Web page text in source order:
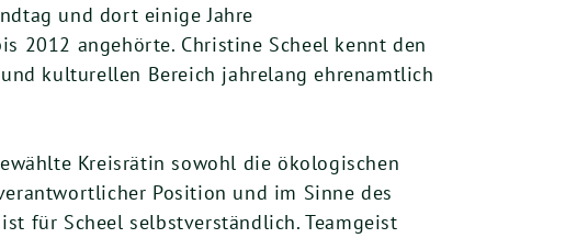
und dort einige Jahre
2012 angehörte. Christine Scheel kennt den
kulturellen Bereich jahrelang ehrenamtlich
Kreisrätin sowohl die ökologischen
Position und im Sinne des
für Scheel selbstverständlich. Teamgeist